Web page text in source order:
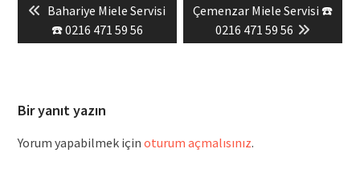
gezinmesi
Previous
post:
Bahariye Miele Servisi
☎️ 0216 471 59 56
Next
post:
Çemenzar Miele Servisi ☎️
0216 471 59 56
Bir yanıt yazın
Yorum yapabilmek için oturum açmalısınız.